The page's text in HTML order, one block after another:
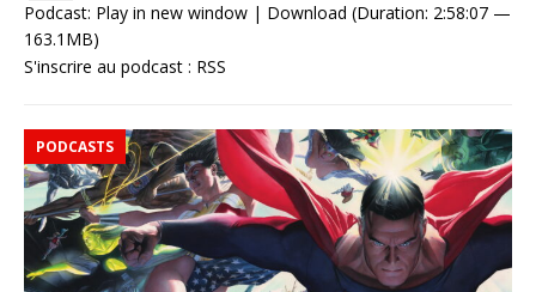
Podcast: Play in new window | Download (Duration: 2:58:07 —
163.1MB)
S'inscrire au podcast : RSS
PODCASTS